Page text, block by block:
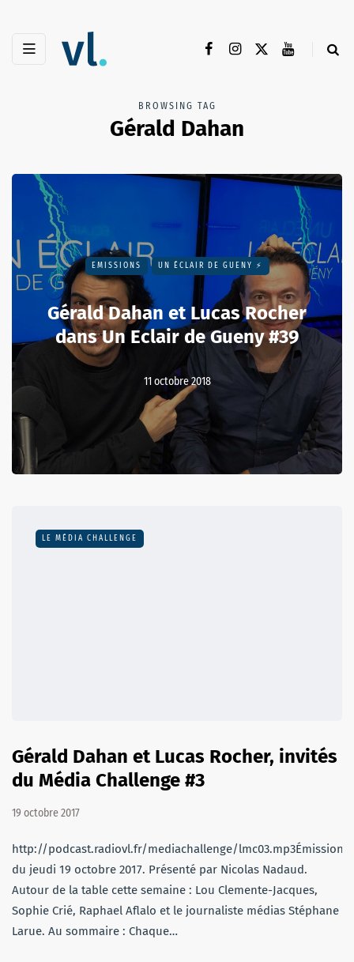
BROWSING TAG
Gérald Dahan
EMISSIONS UN ÉCLAIR DE GUENY ⚡️
Gérald Dahan et Lucas Rocher
dans Un Eclair de Gueny #39
11 octobre 2018
LE MÉDIA CHALLENGE
Gérald Dahan et Lucas Rocher, invités
du Média Challenge #3
19 octobre 2017
http://podcast.radiovl.fr/mediachallenge/lmc03.mp3Émission
du jeudi 19 octobre 2017. Présenté par Nicolas Nadaud.
Autour de la table cette semaine : Lou Clemente-Jacques,
Sophie Crié, Raphael Aflalo et le journaliste médias Stéphane
Larue. Au sommaire : Chaque…